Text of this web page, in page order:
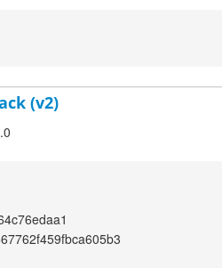
(v2)